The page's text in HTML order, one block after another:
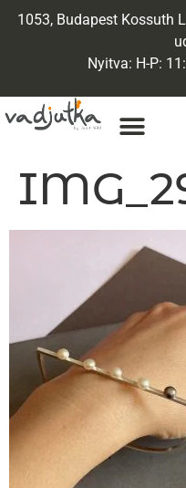
1053, Budapest Kossuth
Nyitva: H-P: